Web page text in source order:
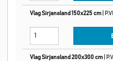
Vlag Sirjansland 150x225 cm
Vlag Sirjansland 200x300 cm